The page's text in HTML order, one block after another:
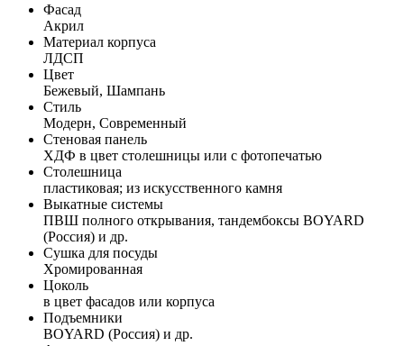
Фасад
Акрил
Материал корпуса
ЛДСП
Цвет
Бежевый, Шампань
Стиль
Модерн, Современный
Стеновая панель
ХДФ в цвет столешницы или с фотопечатью
Столешница
пластиковая; из искусственного камня
Выкатные системы
ПВШ полного открывания, тандембоксы BOYARD
(Россия) и др.
Сушка для посуды
Хромированная
Цоколь
в цвет фасадов или корпуса
Подъемники
BOYARD (Россия) и др.